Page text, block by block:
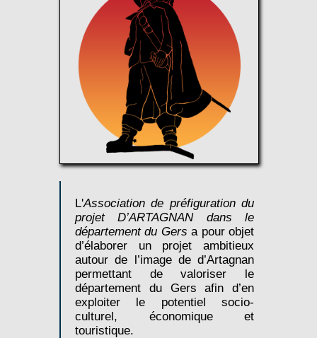
L'Association de préfiguration du
projet D’ARTAGNAN dans le
département du Gers a pour objet
d’élaborer un projet ambitieux
autour de l’image de d’Artagnan
permettant de valoriser le
département du Gers afin d’en
exploiter le potentiel socio-
culturel, économique et
touristique.